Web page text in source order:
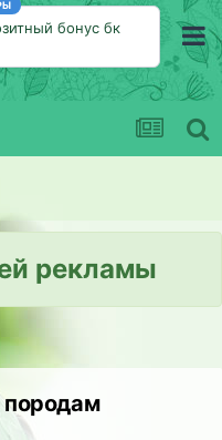
бонус бк
рекламы